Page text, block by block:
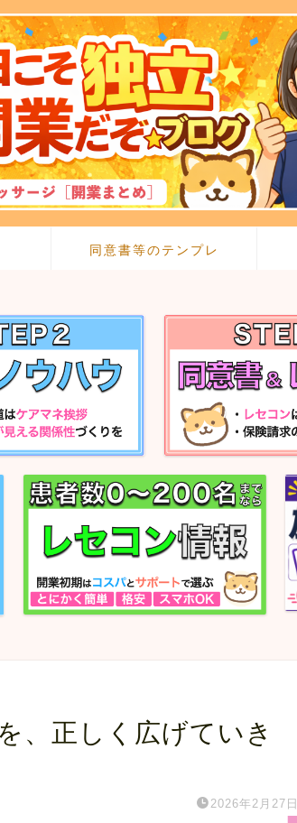
同意書等のテンプレ
、正しく広げていき
2026年2月27日